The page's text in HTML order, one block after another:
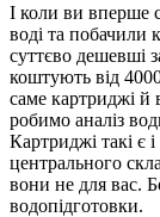
І коли ви вперше
воді та побачили
суттєво дешевші
коштують від
саме картриджі й
робимо аналіз
Картриджі такі є
центрального
вони не для вас.
водопідготовки.